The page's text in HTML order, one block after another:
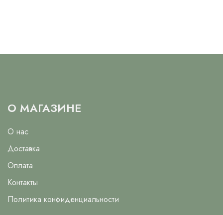
О МАГАЗИНЕ
О нас
Доставка
Оплата
Контакты
Политика конфиденциальности